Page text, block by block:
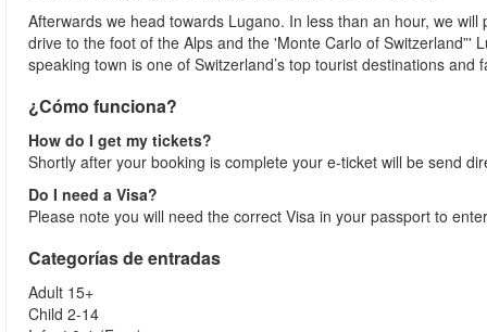
Afterwards we head towards Lugano. In less than an hour, we
drive to the foot of the Alps and the 'Monte Carlo of
speaking town is one of Switzerland’s top tourist destinations
¿Cómo funciona?
How do I get my tickets?
Shortly after your booking is complete your e-ticket will be send
Do I need a Visa?
Please note you will need the correct Visa in your passport to
Categorías de entradas
Adult 15+
Child 2-14